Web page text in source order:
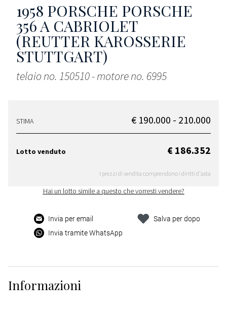
1958 PORSCHE PORSCHE
356 A CABRIOLET
(REUTTER KAROSSERIE
STUTTGART)
telaio no. 150510 - motore no. 6995
STIMA € 190.000 - 210.000
Lotto venduto € 186.352
I prezzi di vendita comprendono i diritti d'asta
Hai un lotto simile a questo che vorresti vendere?
Invia per email
Invia tramite WhatsApp
Salva per dopo
Informazioni